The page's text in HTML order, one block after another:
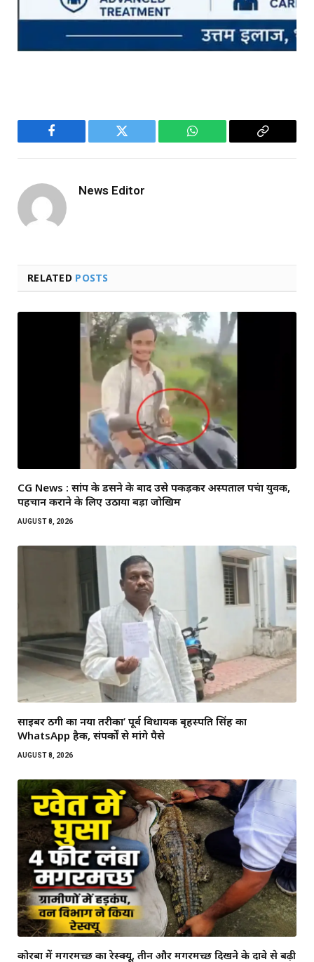
Facebook Twitter WhatsApp
Copy
News Editor
RELATED POSTS
CG News : सांप के डसने के बाद उसे पकड़कर अस्पताल पहुंचा युवक,
पहचान कराने के लिए उठाया बड़ा जोखिम
AUGUST 8, 2026
साइबर ठगी का नया तरीका’ पूर्व विधायक बृहस्पति सिंह का
WhatsApp हैक, संपर्कों से मांगे पैसे
AUGUST 8, 2026
कोरबा में मगरमच्छ का रेस्क्यू, तीन और मगरमच्छ दिखने के दावे से बढ़ी